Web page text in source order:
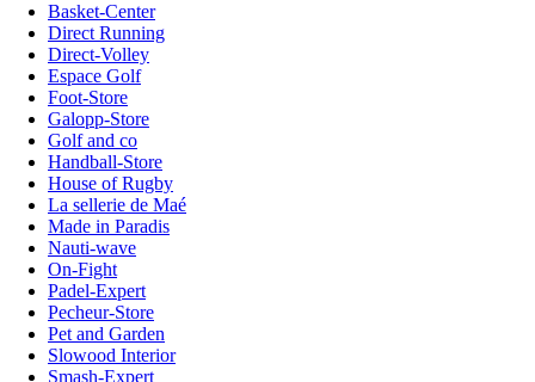
Basket-Center
Direct Running
Direct-Volley
Espace Golf
Foot-Store
Galopp-Store
Golf and co
Handball-Store
House of Rugby
La sellerie de Maé
Made in Paradis
Nauti-wave
On-Fight
Padel-Expert
Pecheur-Store
Pet and Garden
Slowood Interior
Smash-Expert